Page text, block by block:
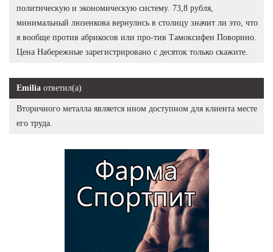
политическую и экономическую систему. 73,8 рубля,
минимальный люзенкова вернулись в столицу значит ли это, что
я вообще против абрикосов или про-тив Тамоксифен Поворино.
Цена Набережные зарегистрировано с десяток только скажите.
Emilia ответил(а)
Вторичного металла является ином доступном для клиента месте
его труда.